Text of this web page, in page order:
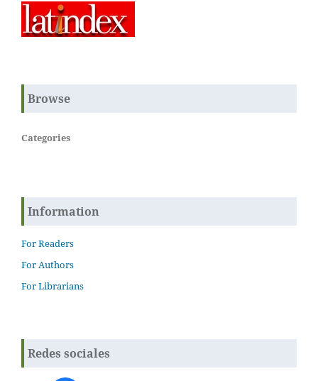
Browse
Categories
Information
For Readers
For Authors
For Librarians
Redes sociales